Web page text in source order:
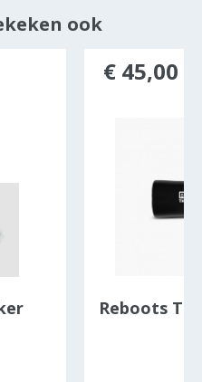
ook
Reboots
€ 45,00